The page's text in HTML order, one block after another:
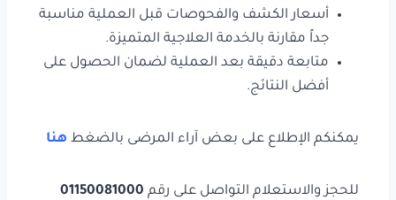
أسعار الكشف والفحوصات قبل العملية مناسبة
جداً مقارنة بالخدمة العلاجية المتميزة.
متابعة دقيقة بعد العملية لضمان الحصول على
أفضل النتائج.
يمكنكم الإطلاع على بعض آراء المرضى بالضغط هنا
للحجز والاستعلام التواصل على رقم 01150081000